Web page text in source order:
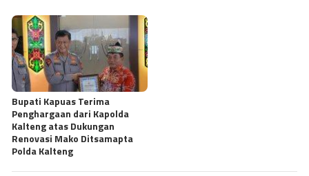
Bupati Kapuas Terima
Penghargaan dari Kapolda
Kalteng atas Dukungan
Renovasi Mako Ditsamapta
Polda Kalteng